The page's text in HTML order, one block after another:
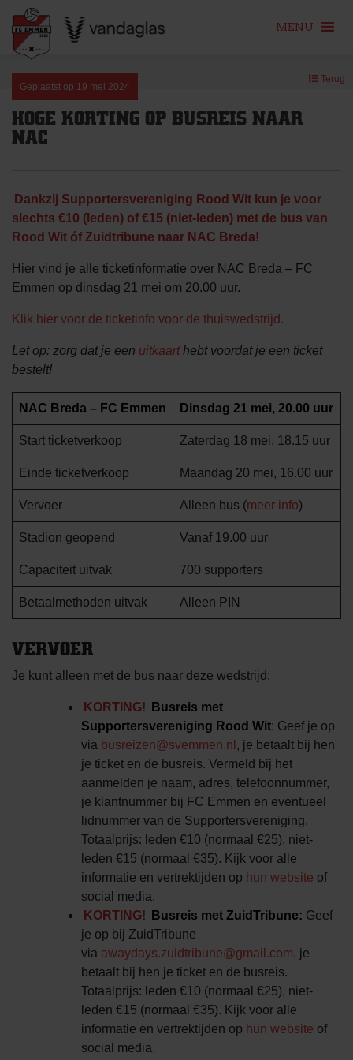
content
MENU
Geplaatst op 19 mei 2024
Terug
HOGE KORTING OP BUSREIS NAAR
NAC
Dankzij Supportersvereniging Rood Wit kun je voor
slechts €10 (leden) of €15 (niet-leden) met de bus van
Rood Wit óf Zuidtribune naar NAC Breda!
Hier vind je alle ticketinformatie over NAC Breda – FC
Emmen op dinsdag 21 mei om 20.00 uur.
Klik hier voor de ticketinfo voor de thuiswedstrijd.
Let op: zorg dat je een uitkaarthebt voordat je een ticket
bestelt!
NAC Breda – FC Emmen Dinsdag 21 mei, 20.00 uur
Start ticketverkoop Zaterdag 18 mei, 18.15 uur
Einde ticketverkoop Maandag 20 mei, 16.00 uur
Vervoer Alleen bus (meer info)
Stadion geopend Vanaf 19.00 uur
Capaciteit uitvak 700 supporters
Betaalmethoden uitvak Alleen PIN
VERVOER
Je kunt alleen met de bus naar deze wedstrijd:
KORTING!
Busreis met
Supportersvereniging Rood Wit: Geef je op
via busreizen@svemmen.nl , je betaalt bij hen
je ticket en de busreis. Vermeld bij het
aanmelden je naam, adres, telefoonnummer,
je klantnummer bij FC Emmen en eventueel
lidnummer van de Supportersvereniging.
Totaalprijs: leden €10 (normaal €25), niet-
leden €15 (normaal €35). Kijk voor alle
informatie en vertrektijden op hun website of
social media.
KORTING!
Busreis met ZuidTribune: Geef
je op bij ZuidTribune
via awaydays.zuidtribune@gmail.com, je
betaalt bij hen je ticket en de busreis.
Totaalprijs: leden €10 (normaal €25), niet-
leden €15 (normaal €35). Kijk voor alle
informatie en vertrektijden op hun website of
social media.